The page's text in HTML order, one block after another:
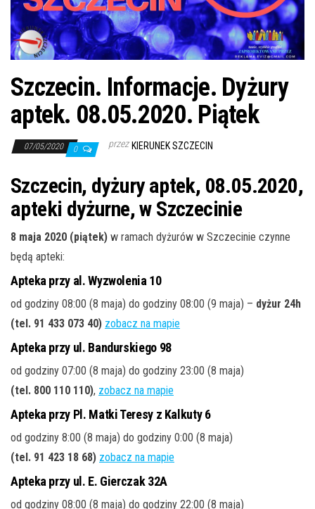
ę
Szczecin. Informacje. Dyżury
aptek. 08.05.2020. Piątek
07/05/2020 0 przez KIERUNEK SZCZECIN
Szczecin, dyżury aptek, 08.05.2020,
apteki dyżurne, w Szczecinie
8 maja 2020 (piątek) w ramach dyżurów w Szczecinie czynne
będą apteki:
Apteka przy al. Wyzwolenia 10
od godziny 08:00 (8 maja) do godziny 08:00 (9 maja) – dyżur 24h
(tel. 91 433 073 40) zobacz na mapie
Apteka przy ul. Bandurskiego 98
od godziny 07:00 (8 maja) do godziny 23:00 (8 maja)
(tel. 800 110 110), zobacz na mapie
Apteka przy Pl. Matki Teresy z Kalkuty 6
od godziny 8:00 (8 maja) do godziny 0:00 (8 maja)
(tel. 91 423 18 68) zobacz na mapie
Apteka przy ul. E. Gierczak 32A
od godziny 08:00 (8 maja) do godziny 22:00 (8 maja)